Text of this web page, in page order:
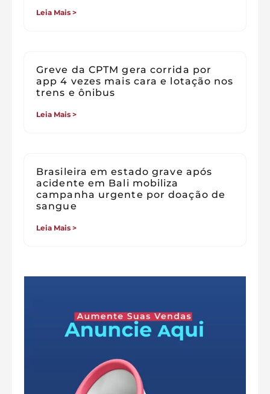
Leia Mais >
Greve da CPTM gera corrida por
app 4 vezes mais cara e lotação nos
trens e ônibus
Leia Mais >
Brasileira em estado grave após
acidente em Bali mobiliza
campanha urgente por doação de
sangue
Leia Mais >